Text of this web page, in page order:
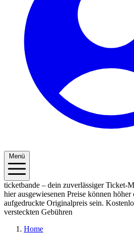
Menü
ticketbande – dein zuverlässiger Ticket-
hier ausgewiesenen Preise können
aufgedruckte Originalpreis sein.
versteckten Gebühren
Home